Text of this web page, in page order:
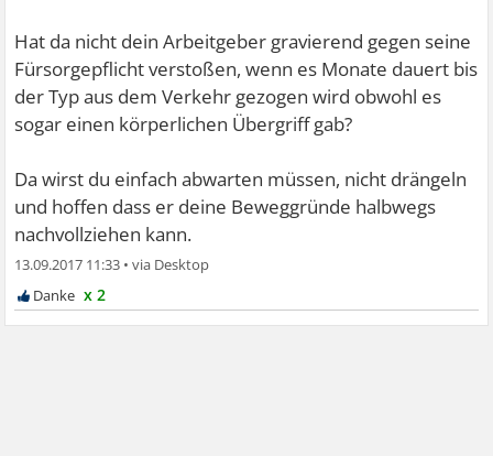
Hat da nicht dein Arbeitgeber gravierend gegen seine
Fürsorgepflicht verstoßen, wenn es Monate dauert bis
der Typ aus dem Verkehr gezogen wird obwohl es
sogar einen körperlichen Übergriff gab?
Da wirst du einfach abwarten müssen, nicht drängeln
und hoffen dass er deine Beweggründe halbwegs
nachvollziehen kann.
13.09.2017 11:33 •
x 2